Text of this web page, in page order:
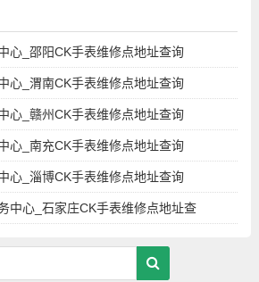
心_邵阳CK手表维修点地址查询
心_渭南CK手表维修点地址查询
心_赣州CK手表维修点地址查询
心_南充CK手表维修点地址查询
心_淄博CK手表维修点地址查询
中心_石家庄CK手表维修点地址查